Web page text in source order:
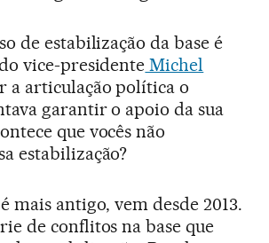
de estabilização da base é
vice-presidente Michel
a articulação política o
garantir o apoio da sua
que vocês não
estabilização?
mais antigo, vem desde 2013.
de conflitos na base que